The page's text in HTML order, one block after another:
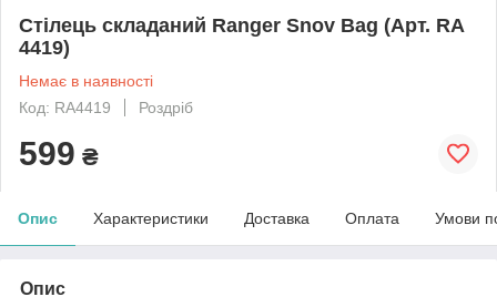
Стілець складаний Ranger Snov Bag (Арт. RA
4419)
Немає в наявності
Код: RA4419
Роздріб
599 ₴
Опис Характеристики Доставка Оплата Умови
Опис